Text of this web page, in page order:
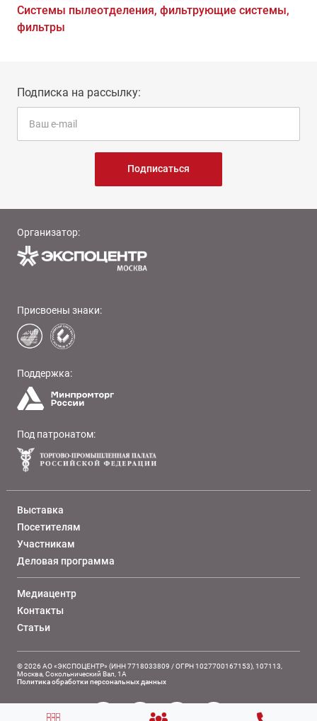
Системы пылеотделения, фильтрующие системы,
фильтры
Подписка на рассылку:
Подписаться
Организатор:
Присвоены знаки:
Поддержка:
Под патронатом:
Выставка
Посетителям
Участникам
Деловая программа
Медиацентр
Контакты
Статьи
© 2026 АО «ЭКСПОЦЕНТР» (ИНН 7718033809 / ОГРН 1027700167153), 107113,
Москва, Сокольнический Вал, 1А
Политика обработки персональных данных